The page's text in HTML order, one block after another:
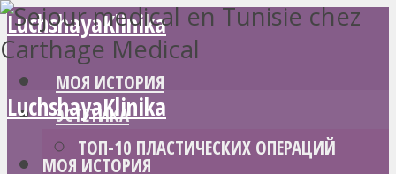
LuchshayaKlinika
МОЯ ИСТОРИЯ
ЭСТЕТИКА
ТОП-10 ПЛАСТИЧЕСКИХ ОПЕРАЦИЙ
LuchshayaKlinika
МОЯ ИСТОРИЯ